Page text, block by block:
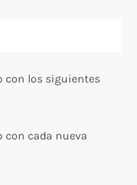
con los siguientes
con cada nueva